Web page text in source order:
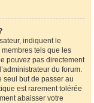
indiquent le
tels que les
pouvez pas directement
du forum.
seul but de passer au
est rarement tolérée
abaisser votre